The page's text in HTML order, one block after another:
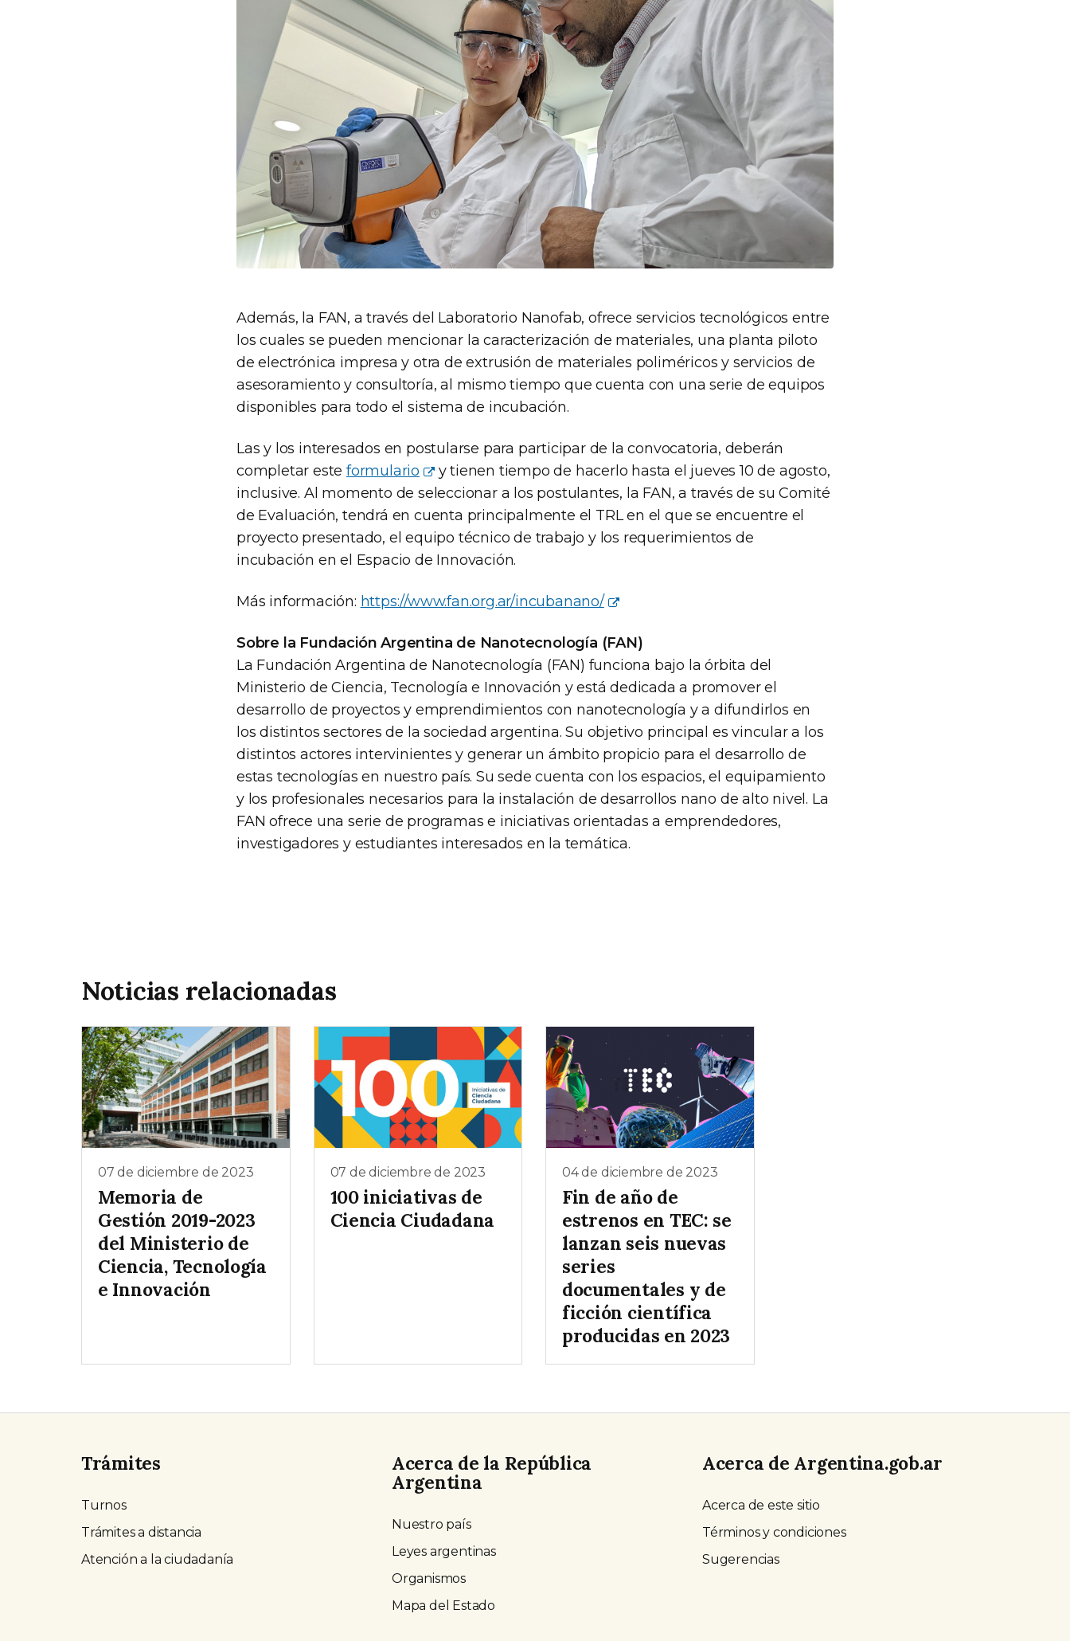
Además, la FAN, a través del Laboratorio Nanofab, ofrece servicios tecnológicos entre
los cuales se pueden mencionar la caracterización de materiales, una planta piloto
de electrónica impresa y otra de extrusión de materiales poliméricos y servicios de
asesoramiento y consultoría, al mismo tiempo que cuenta con una serie de equipos
disponibles para todo el sistema de incubación.
Las y los interesados en postularse para participar de la convocatoria, deberán
completar esteformulario
y tienen tiempo de hacerlo hasta el jueves 10 de agosto,
inclusive. Al momento de seleccionar a los postulantes, la FAN, a través de su Comité
de Evaluación, tendrá en cuenta principalmente el TRL en el que se encuentre el
proyecto presentado, el equipo técnico de trabajo y los requerimientos de
incubación en el Espacio de Innovación.
Más información: https://www.fan.org.ar/incubanano/
Sobre la Fundación Argentina de Nanotecnología (FAN)
La Fundación Argentina de Nanotecnología (FAN) funciona bajo la órbita del
Ministerio de Ciencia, Tecnología e Innovación y está dedicada a promover el
desarrollo de proyectos y emprendimientos con nanotecnología y a difundirlos en
los distintos sectores de la sociedad argentina. Su objetivo principal es vincular a los
distintos actores intervinientes y generar un ámbito propicio para el desarrollo de
estas tecnologías en nuestro país. Su sede cuenta con los espacios, el equipamiento
y los profesionales necesarios para la instalación de desarrollos nano de alto nivel. La
FAN ofrece una serie de programas e iniciativas orientadas a emprendedores,
investigadores y estudiantes interesados en la temática.
Noticias relacionadas
07 de diciembre de 2023
Memoria de
Gestión 2019-2023
del Ministerio de
Ciencia, Tecnología
e Innovación
07 de diciembre de 2023
100 iniciativas de
Ciencia Ciudadana
04 de diciembre de 2023
Fin de año de
estrenos en TEC: se
lanzan seis nuevas
series
documentales y de
ficción científica
producidas en 2023
Trámites
Turnos
Trámites a distancia
Atención a la ciudadanía
Acerca de la República
Argentina
Nuestro país
Leyes argentinas
Organismos
Mapa del Estado
Acerca de Argentina.gob.ar
Acerca de este sitio
Términos y condiciones
Sugerencias